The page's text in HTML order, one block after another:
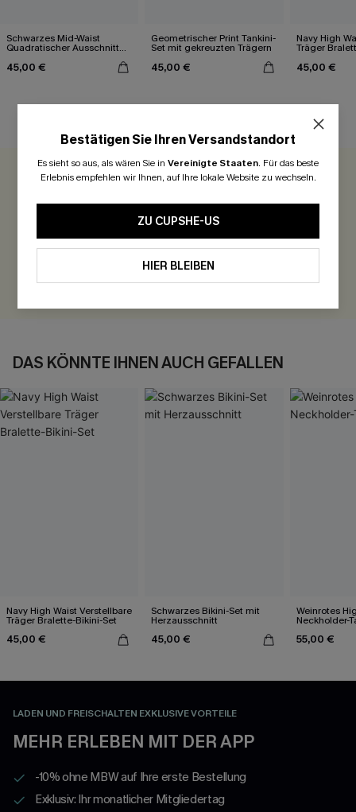
Schwarzes Mid-Waist
Quadratischer Ausschnitt
45,00 €
Geometrischer Print Tankini-
Set mit gekreuzten Trägern
45,00 €
Navy High
Träger
45,00 €
0.0
Seien Sie der Erste, der bewertet
300 Punkte für Ihre Bewertung!
DAS KÖNNTE IHNEN AUCH GEFALLEN
Navy High Waist Verstellbare
Träger Bralette-Bikini-Set
45,00 €
Schwarzes Bikini-Set mit
Herzausschnitt
45,00 €
Weinrotes
Neckholder-
55,00 €
LADEN UND FREISCHALTEN EXKLUSIVE VORTEILE
MEHR ERLEBEN MIT DER APP
-10% ohne MBW auf Ihre erste Bestellung
Exklusiv: Ihr monatlicher Mitgliedertag
Bestätigen Sie Ihren Versandstandort
Es sieht so aus, als wären Sie in Vereinigte Staaten. Für das beste
Erlebnis empfehlen wir Ihnen, auf Ihre lokale Website zu wechseln.
ZU CUPSHE-US
HIER BLEIBEN